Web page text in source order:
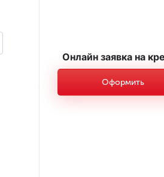
Онлайн заявка на
Оформить